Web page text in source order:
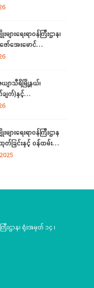
ချီးမြှင့်ခြင်း
င်းကို ထုတ်ဖော်ပြသသည့်
ာအစဉ်အလာနှင့်အညီ
စွာဆင်နွှဲ
ျားရေးရာဝန်ကြီးဌာန၊
ာ်‌အေးမောင်
ြား‌ရေးမှူးရုံးရှိ
ယျာသီရိမြို့နယ်၊
ျက်)နှင့်
ကျောင်းသား၊
ရှိ တိုင်းရင်းသား ရိုးရာ
းသို့ လာရောက်လေ့လာ
ျားရေးရာဝန်ကြီးဌာန
တ်ခြင်းနှင့် ဝန်ထမ်း
ရေးအတွက် ထောက်ပံ့
ြီးဌာန၊ ရုံးအမှတ် ၁၄ ၊